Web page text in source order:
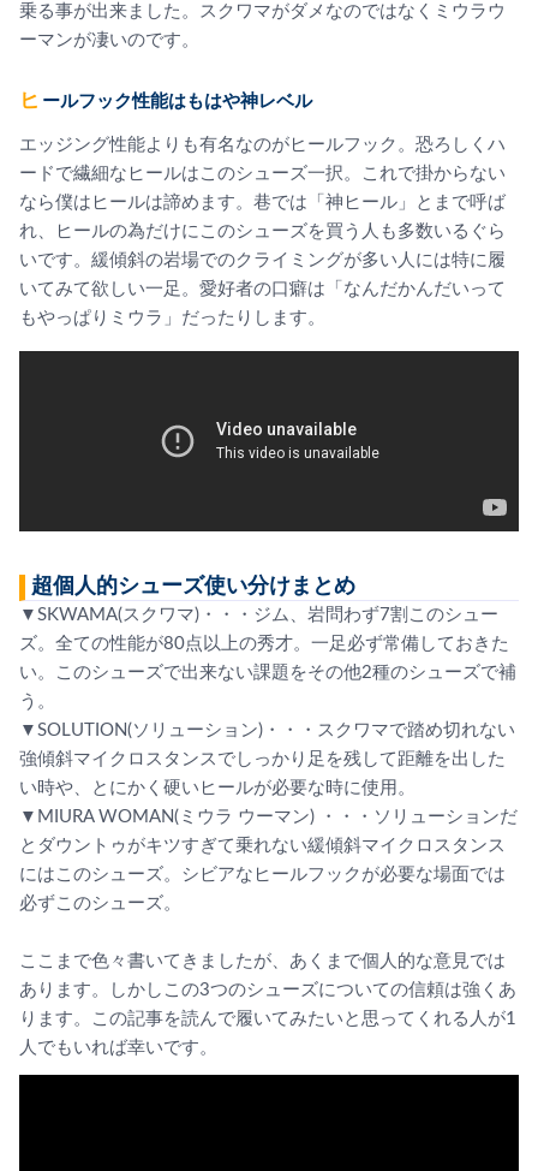
乗る事が出来ました。スクワマがダメなのではなくミウラウ
ーマンが凄いのです。
ヒールフック性能はもはや神レベル
エッジング性能よりも有名なのがヒールフック。恐ろしくハ
ードで繊細なヒールはこのシューズ一択。これで掛からない
なら僕はヒールは諦めます。巷では「神ヒール」とまで呼ば
れ、ヒールの為だけにこのシューズを買う人も多数いるぐら
いです。緩傾斜の岩場でのクライミングが多い人には特に履
いてみて欲しい一足。愛好者の口癖は「なんだかんだいって
もやっぱりミウラ」だったりします。
超個人的シューズ使い分けまとめ
▼SKWAMA(スクワマ)・・・ジム、岩問わず7割このシュー
ズ。全ての性能が80点以上の秀才。一足必ず常備しておきた
い。このシューズで出来ない課題をその他2種のシューズで補
う。
▼SOLUTION(ソリューション)・・・スクワマで踏め切れない
強傾斜マイクロスタンスでしっかり足を残して距離を出した
い時や、とにかく硬いヒールが必要な時に使用。
▼MIURA WOMAN(ミウラ ウーマン) ・・・ソリューションだ
とダウントゥがキツすぎて乗れない緩傾斜マイクロスタンス
にはこのシューズ。シビアなヒールフックが必要な場面では
必ずこのシューズ。
ここまで色々書いてきましたが、あくまで個人的な意見では
あります。しかしこの3つのシューズについての信頼は強くあ
ります。この記事を読んで履いてみたいと思ってくれる人が1
人でもいれば幸いです。